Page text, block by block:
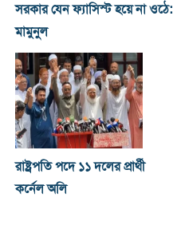
সরকার যেন ফ্যাসিস্ট হয়ে না ওঠে:
মামুনুল
রাষ্ট্রপতি পদে ১১ দলের প্রার্থী
কর্নেল অলি